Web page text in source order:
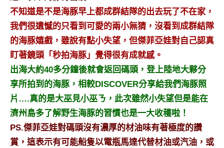
合
作
達
人
對
象。
★
不知道是不是海豚早上都成群結隊的出去玩了不在家，
我們很遺憾的只看到可愛的兩小無猜，沒看到成群結隊
的海豚嬉戲，雖說有點小失望，但傑菲亞娃對自己認真
盯著鏡頭「秒拍海豚」覺得很有成就感。
出海大約40多分鐘後就會返回碼頭，登上陸地大夥分
享所拍到的海豚，相較DISCOVER分享給我們海豚照
片….真的是大巫見小巫ㄋ，此次雖然小失望但是能在
濟州島多了解野生海豚的習慣也是一大收穫啦！
PS.傑菲亞娃對碼頭沒有濃厚的材油味有著極度的讚
賞，這表示有可能船隻以電瓶馬達代替材油或汽油，或